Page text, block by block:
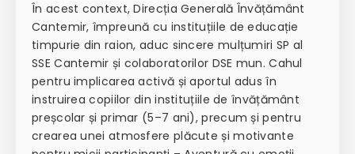
În acest context, Direcția Generală Învățământ
Cantemir, împreună cu instituțiile de educație
timpurie din raion, aduc sincere mulțumiri SP al
SSE Cantemir și colaboratorilor DSE mun. Cahul
pentru implicarea activă și aportul adus în
instruirea copiilor din instituțiile de învățământ
preșcolar și primar (5–7 ani), precum și pentru
crearea unei atmosfere plăcute și motivante